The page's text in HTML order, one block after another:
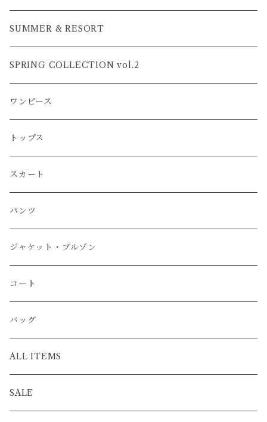
SUMMER & RESORT
SPRING COLLECTION vol.2
ワンピース
トップス
スカート
パンツ
ジャケット・ブルゾン
コート
バッグ
ALL ITEMS
SALE